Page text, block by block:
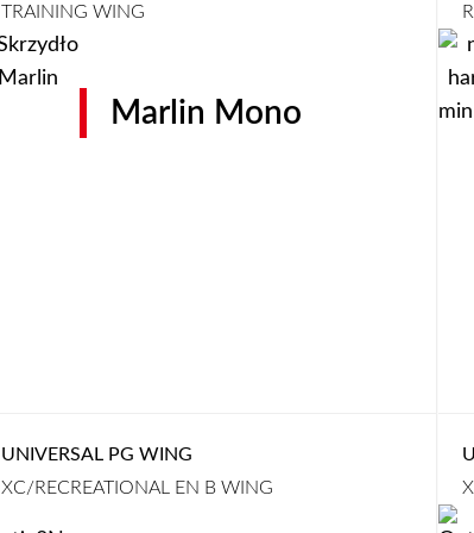
TRAINING WING
Marlin Mono
UNIVERSAL PG WING
XC/RECREATIONAL EN B WING